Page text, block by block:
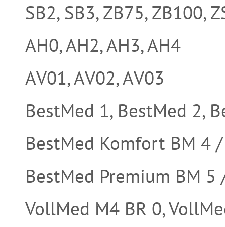
SB2, SB3, ZB75, ZB100,
AH0, AH2, AH3, AH4
AV01, AV02, AV03
BestMed 1, BestMed 2,
BestMed Komfort BM 4
BestMed Premium BM 5
VollMed M4 BR 0,